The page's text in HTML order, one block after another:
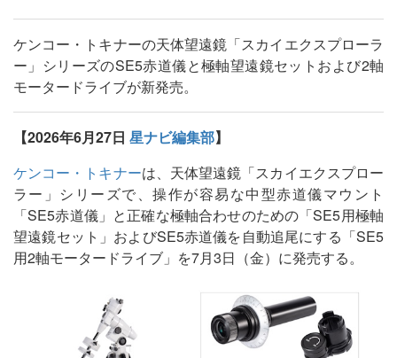
ケンコー・トキナーの天体望遠鏡「スカイエクスプローラ
ー」シリーズのSE5赤道儀と極軸望遠鏡セットおよび2軸
モータードライブが新発売。
【2026年6月27日 星ナビ編集部】
ケンコー・トキナーは、天体望遠鏡「スカイエクスプロー
ラー」シリーズで、操作が容易な中型赤道儀マウント
「SE5赤道儀」と正確な極軸合わせのための「SE5用極軸
望遠鏡セット」およびSE5赤道儀を自動追尾にする「SE5
用2軸モータードライブ」を7月3日（金）に発売する。